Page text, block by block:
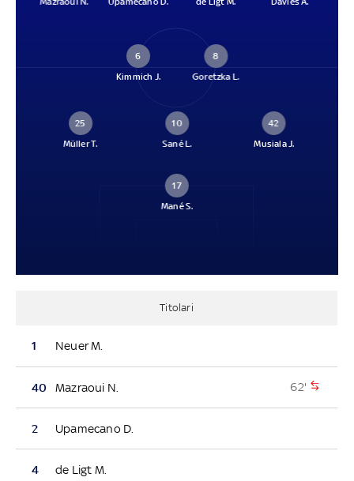
6
Kimmich J.
8
Goretzka L.
25
Müller T.
10
Sané L.
42
Musiala J.
17
Mané S.
Titolari
1 Neuer M.
40 Mazraoui N. 62'
2 Upamecano D.
4 de Ligt M.